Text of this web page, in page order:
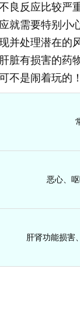
良反应比较严
就需要特别小
并处理潜在的
脏有损害的药
不是闹着玩的！
恶心、
肝肾功能损害